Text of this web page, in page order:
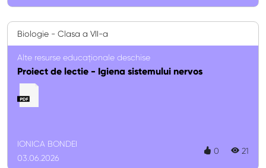
Biologie - Clasa a VII-a
Alte resurse educaționale deschise
Proiect de lectie - Igiena sistemului nervos
IONICA BONDEI
03.06.2026
0 21